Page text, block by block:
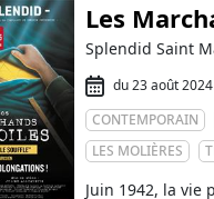
Les
Splendid Saint
du 23 août
CONTEMPORAIN
LES MOLIÈRES
Juin 1942, la vie